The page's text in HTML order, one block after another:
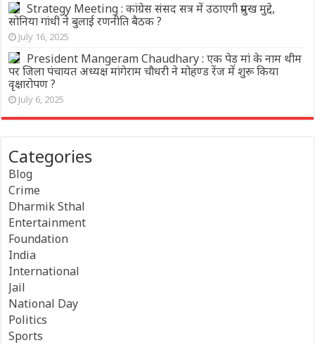
Strategy Meeting : कांग्रेस संसद सत्र में उठाएगी प्रमुख मुद्दे,
सोनिया गांधी ने बुलाई रणनीति बैठक ?
July 16, 2025
President Mangeram Chaudhary : एक पेड़ मां के नाम थीम
पर जिला पंचायत अध्यक्ष मांगेराम चौधरी ने मोहण्ड रेंज में शुरू किया
वृक्षारोपण ?
July 6, 2025
Categories
Blog
Crime
Dharmik Sthal
Entertainment
Foundation
India
International
Jail
National Day
Politics
Sports